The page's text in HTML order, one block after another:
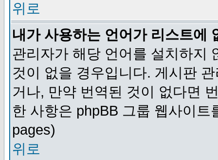
위로
내가 사용하는 언어가 리스트에
관리자가 해당 언어를 설치하지
것이 없을 경우입니다. 게시판
거나, 만약 번역된 것이 없다면
한 사항은 phpBB 그룹 웹사이
pages)
위로